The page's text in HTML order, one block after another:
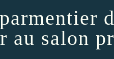
au salon